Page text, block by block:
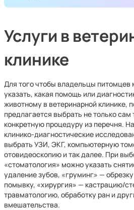
Услуги в
клинике
Для того чтобы владельцы питомцев
указать, какая помощь или
животному в ветеринарной клинике,
предлагается выбрать не только сам
конкретную процедуру из перечня.
клинико-диагностические
выбрать УЗИ, ЭКГ, компьютерную
отовидеоскопию и так далее. При
«стоматология» можно указать
удаление зубов, «груминг» —
помывку, «хирургия» — кастрацию/
травматологию, обработку ран и
вмешательства.